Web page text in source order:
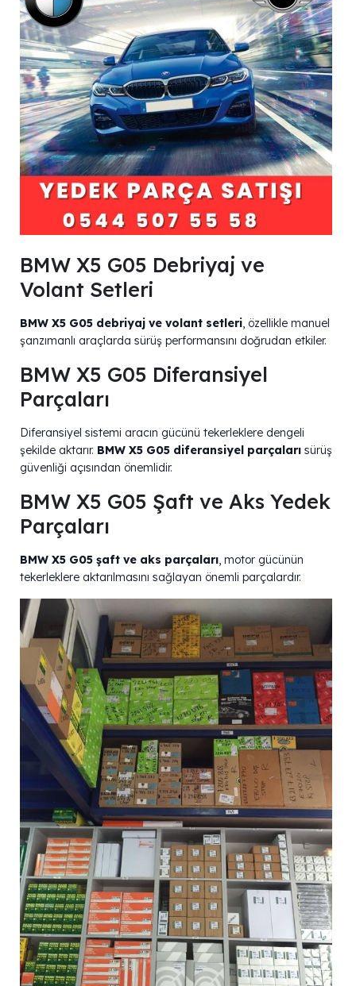
BMW X5 G05 Debriyaj ve
Volant Setleri
BMW X5 G05 debriyaj ve volant setleri, özellikle manuel
şanzımanlı araçlarda sürüş performansını doğrudan etkiler.
BMW X5 G05 Diferansiyel
Parçaları
Diferansiyel sistemi aracın gücünü tekerleklere dengeli
şekilde aktarır.
BMW X5 G05 diferansiyel parçaları sürüş
güvenliği açısından önemlidir.
BMW X5 G05 Şaft ve Aks Yedek
Parçaları
BMW X5 G05 şaft ve aks parçaları, motor gücünün
tekerleklere aktarılmasını sağlayan önemli parçalardır.